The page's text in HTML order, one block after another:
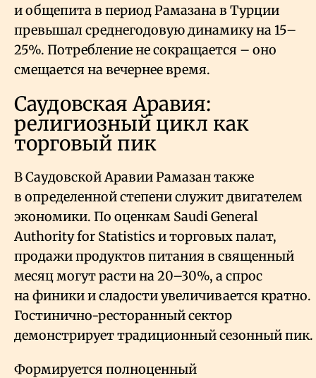
и общепита в период Рамазана в Турции
превышал среднегодовую динамику на 15–
25%. Потребление не сокращается – оно
смещается на вечернее время.
Саудовская Аравия:
религиозный цикл как
торговый пик
В Саудовской Аравии Рамазан также
в определенной степени служит двигателем
экономики. По оценкам Saudi General
Authority for Statistics и торговых палат,
продажи продуктов питания в священный
месяц могут расти на 20–30%, а спрос
на финики и сладости увеличивается кратно.
Гостинично-ресторанный сектор
демонстрирует традиционный сезонный пик.
Формируется полноценный